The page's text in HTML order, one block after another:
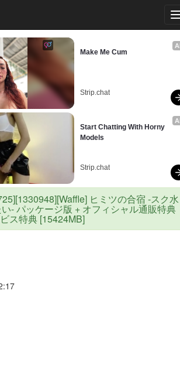
Make Me Cum
Strip.chat
Start Chatting With Horny
Models
Strip.chat
ヒミツの合宿 -スク水
- パッケージ版 + オフィシャル通販特典
ス特典 [15424MB]